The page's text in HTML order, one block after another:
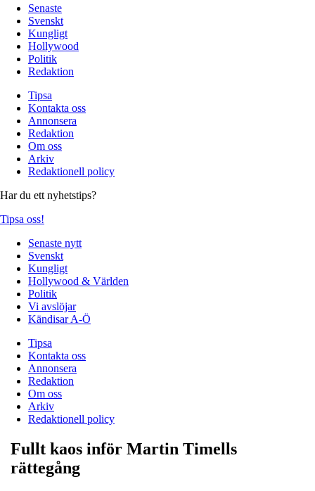
Senaste
Svenskt
Kungligt
Hollywood
Politik
Redaktion
Tipsa
Kontakta oss
Annonsera
Redaktion
Om oss
Arkiv
Redaktionell policy
Har du ett nyhetstips?
Tipsa oss!
Senaste nytt
Svenskt
Kungligt
Hollywood & Världen
Politik
Vi avslöjar
Kändisar A-Ö
Tipsa
Kontakta oss
Annonsera
Redaktion
Om oss
Arkiv
Redaktionell policy
Fullt kaos inför Martin Timells
rättegång